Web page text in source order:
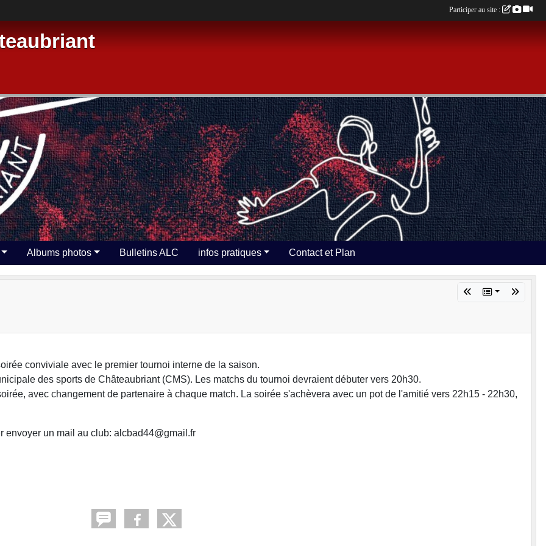
Albums photos Bulletins ALC infos pratiques Contact et Plan
conviviale avec le premier tournoi interne de la saison.
des sports de Châteaubriant (CMS). Les matchs du tournoi devraient débuter vers 20h30.
avec changement de partenaire à chaque match. La soirée s'achèvera avec un pot de l'amitié vers 22h15 - 22h30,
envoyer un mail au club: alcbad44@gmail.fr
Participer au site :